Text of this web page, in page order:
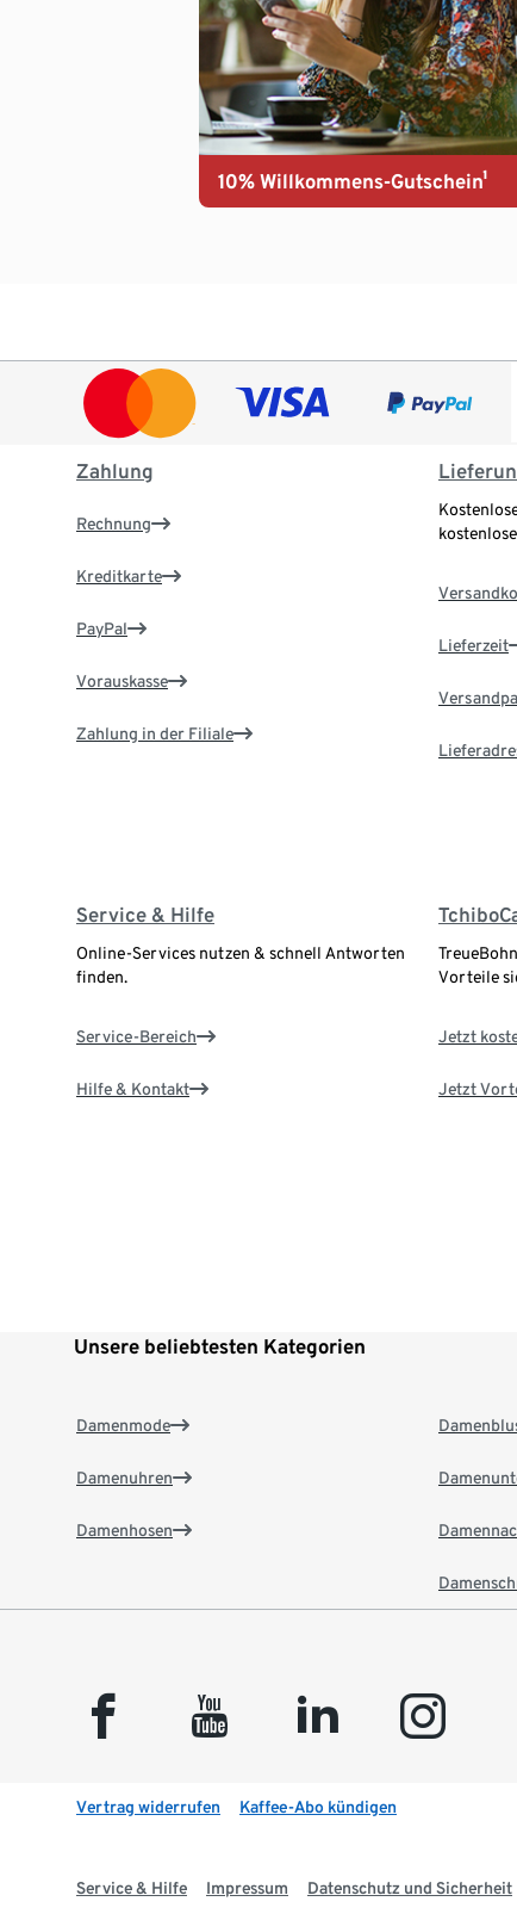
10% Willkommens-Gutschein¹
Zahlung
Rechnung
Kreditkarte
PayPal
Vorauskasse
Zahlung in der Filiale
Lieferzeit
Service & Hilfe
Online-Services nutzen & schnell Antworten
finden.
Service-Bereich
Hilfe & Kontakt
Vorteile
Jetzt
Jetzt
Unsere beliebtesten Kategorien
Damenmode
Damenuhren
Damenhosen
facebook youtube linkedin instagram
Vertrag widerrufen Kaffee-Abo kündigen
Service & Hilfe Impressum Datenschutz und Sicherheit